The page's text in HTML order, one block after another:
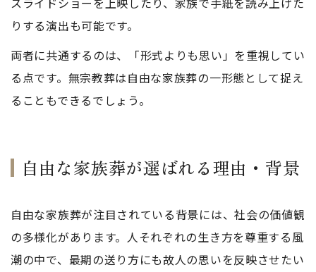
りする演出も可能です。
両者に共通するのは、「形式よりも思い」を重視してい
る点です。無宗教葬は自由な家族葬の一形態として捉え
ることもできるでしょう。
自由な家族葬が選ばれる理由・背景
自由な家族葬が注目されている背景には、社会の価値観
の多様化があります。人それぞれの生き方を尊重する風
潮の中で、最期の送り方にも故人の思いを反映させたい